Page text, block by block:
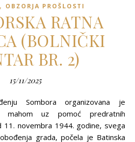
, OBZORJA PROŠLOSTI
RATNA
(BOLNIČKI
BR. 2)
15/11/2025
mahom uz pomoć predratnih
11. novembra 1944. godine, svega
grada, počela je Batinska